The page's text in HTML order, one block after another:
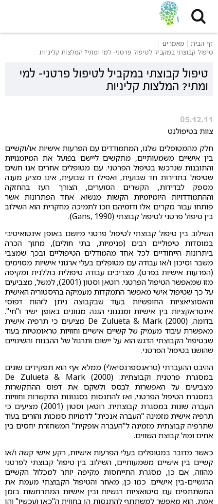
דף הבית
מאמרים
טיפול קבוצתי במקביל לטיפול פרטני- למי ומתי? המלצות קליניות
טיפול קבוצתי במקביל לטיפול פרטני- למי
ומתי? המלצות קליניות
05.12.11
צוות בטיפולנט
חלק מהמטופלים שלנו, המתמודדים עם הפרעות אישיות או/וקשיים
בין אישיים משמעותיים, מתקשים ליישם בפועל את המיומנויות
והתובנות שנרכשו בטיפול הפרטני. עם מטופלים אחרים אנו חשים
שטיפול בתדירות חד שבועית, ואפילו דו שבועית, אינו מציע מענה
מספק לבדידות, הקשרים הסוערים, הצורך העז בהחזקה
וההתמודדויות היומיומיות הקשות מנשוא. אחד הפתרונות אשר
פותחו עבור מקרים אלו ודומיהם וזכו לתמיכה מחקרית הוא השילוב
בין טיפול פרטני לטיפול קבוצתי (Gans, 1990).
השילוב בין טיפול קבוצתי לטיפול פרטני מיושם באופן אינטואיטיבי
במוסדות טיפוליים רבים (פנימיות, בתי חולים), מתוך הכרה
ביתרונות הייחודיים לכל אחד מהמודלים הטיפוליים ובכך שמצבי
משבר וסיכון ו/או עבודה עם מטופלים בעלי ארגוני אישיות מסוימים
(הפרעות אישיות בפרט), מצריכים עבודה טיפולית כוללנית ומקיפה
מזו שמאפשר הטיפול הפרטני. רוטאן וסטון (2001), למשל, מצביעים
על כך שטיפול אישי מאפשר התמקדות מעמיקה בהיסטוריה האישית
והאסוציאציות החופשיות בעוד שבקבוצה ניתן לזהות דפוסי
אינטראקציות בין אישיות ומנגנוני הגנה מגוונים באופן ישיר ו"חי".
בדומה, (De Zulueta & Mark (2000 מציעים כי תרפיה אישית
מאפשרת עיבוד מעמיק של קשיים אישיים וחוויות טראומטיות בעוד
שבטיפול הקבוצתי הדגש הוא על יישום ותרגול של ההבנות והשינויים
שהושגו בטיפול הפרטני.
ההיבט ההעברתי (טראנספרנסיאלי) ממלא אף הוא תפקידים שונים
במסגרת פרטנית וקבוצתית: De Zulueta & Mark (2000)
מצביעים על האפשרות לבסס ולשקם את דפוס ההתקשרות
במסגרת הטיפול הפרטני, ואז להתנסות בסגנונות התקשרות וחוויות
העברה שונות במסגרת קבוצתית. רוטאן וסטון (2001) מציעים כי
תרפיה אישית מזמינה "העברה אנכית" לדמויות סמכות והורים בעוד
שתרפיה קבוצתית מזמינה ל"העברה אופקית" המשחזרת יחסים בין
אחים ומול קבוצת השווים.
כאשר מדובר במטופלים בעלי הפרעות אישיות, רקע אישי קשה ו/או
קשיים בין אישיים משמעותיים, השילוב בין טיפול קבוצתי לפרטני
מהווה, אם כן, מסגרת התייחסות מקיפה יותר למכלול הקשיים
הרגשיים-בין אישיים. כמו כן, מאחר והטיפול הקבוצתי מעמת את
המשתתפים עם סיטואציות רגשיות ובין אישיות המתרחשות בזמן
אמת, הוא מאפשר למשתתף להתנסות הן בחווית ה"כאן ועכשיו" והן